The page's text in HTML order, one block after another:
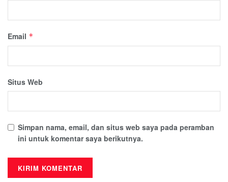
Email *
Situs Web
Simpan nama, email, dan situs web saya pada peramban
ini untuk komentar saya berikutnya.